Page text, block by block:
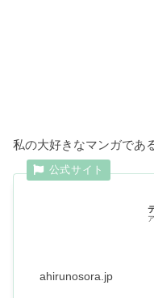
私の大好きなマンガであ
ahirunosora.jp